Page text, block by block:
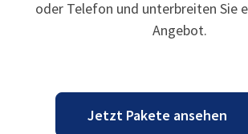
oder Telefon und unterbreiten Sie
Angebot.